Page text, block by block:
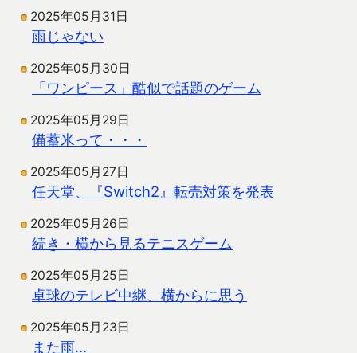
2025年05月31日
雨じゃない
2025年05月30日
「ワンピース」酷似で話題のゲーム
2025年05月29日
備蓄米って・・・
2025年05月27日
任天堂、『Switch2』転売対策を発表
2025年05月26日
続き・横から見るテニスゲーム
2025年05月25日
卓球のテレビ中継、横からに思う
2025年05月23日
また雨…